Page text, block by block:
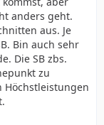
anders geht.
aus. Je
Bin auch sehr
Die SB zbs.
zu
Höchstleistungen